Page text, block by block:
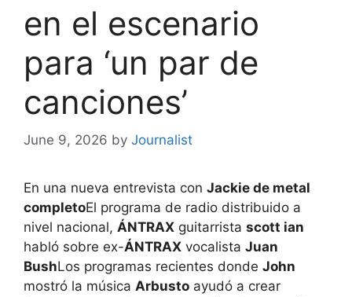
en el escenario
para ‘un par de
canciones’
June 9, 2026 by Journalist
En una nueva entrevista con Jackie de metal
completoEl programa de radio distribuido a
nivel nacional, ÁNTRAX guitarrista scott ian
habló sobre ex-ÁNTRAX vocalista Juan
BushLos programas recientes donde John
mostró la música Arbusto ayudó a crear